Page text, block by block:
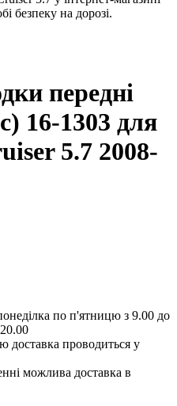
безпеку на дорозі.
передні
16-1303 для
5.7 2008-
по п'ятницю з 9.00 до
доставка проводиться у
можлива доставка в